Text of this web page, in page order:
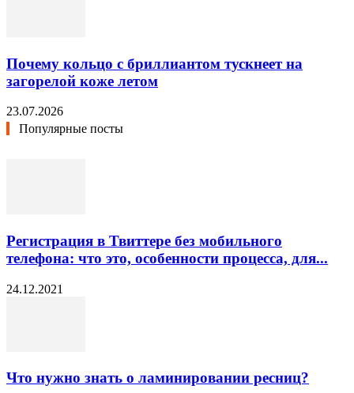
Почему кольцо с бриллиантом тускнеет на
загорелой коже летом
23.07.2026
Популярные посты
Регистрация в Твиттере без мобильного
телефона: что это, особенности процесса, для...
24.12.2021
Что нужно знать о ламинировании ресниц?